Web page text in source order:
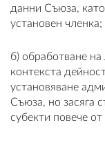
данни Съюза,
установен членка;
б) обработване
контекста
установяване
Съюза, но засяга
субекти повече